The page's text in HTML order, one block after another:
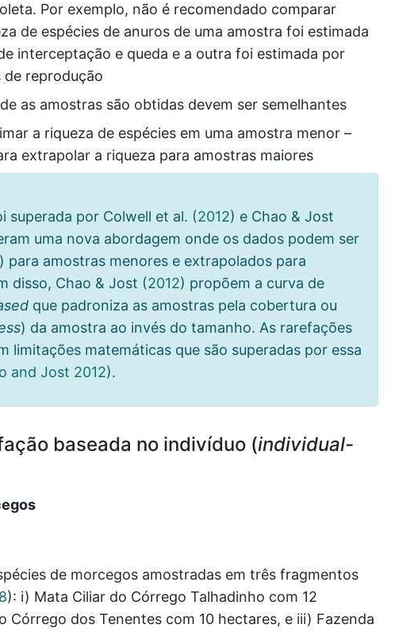
Por exemplo, não é recomendado comparar
de espécies de anuros de uma amostra foi estimada
interceptação e queda e a outra foi estimada por
de reprodução
as amostras são obtidas devem ser semelhantes
a riqueza de espécies em uma amostra menor –
extrapolar a riqueza para amostras maiores
superada por Colwell et al. (2012) e Chao & Jost
uma nova abordagem onde os dados podem ser
amostras menores e extrapolados para
disso, Chao & Jost (2012) propõem a curva de
que padroniza as amostras pela cobertura ou
) da amostra ao invés do tamanho. As rarefações
limitações matemáticas que são superadas por essa
and Jost 2012).
baseada no indivíduo (individual-
de morcegos amostradas em três fragmentos
): i) Mata Ciliar do Córrego Talhadinho com 12
Córrego dos Tenentes com 10 hectares, e iii) Fazenda